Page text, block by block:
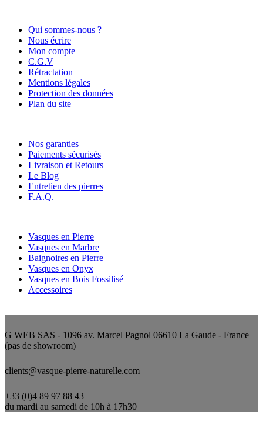
Qui sommes-nous ?
Nous écrire
Mon compte
C.G.V
Rétractation
Mentions légales
Protection des données
Plan du site
Nos garanties
Paiements sécurisés
Livraison et Retours
Le Blog
Entretien des pierres
F.A.Q.
Vasques en Pierre
Vasques en Marbre
Baignoires en Pierre
Vasques en Onyx
Vasques en Bois Fossilisé
Accessoires
G WEB SAS - 1096 av. Marcel Pagnol 06610 La Gaude - France
(pas de showroom)
clients@vasque-pierre-naturelle.com
+33 (0)4 89 97 88 43
du mardi au samedi de 10h à 17h30